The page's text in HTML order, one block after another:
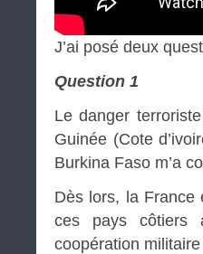
J’ai posé deux
Question 1
Le danger
Guinée (Cote
Burkina Faso m’a
Dès lors, la France
ces pays côtiers
coopération